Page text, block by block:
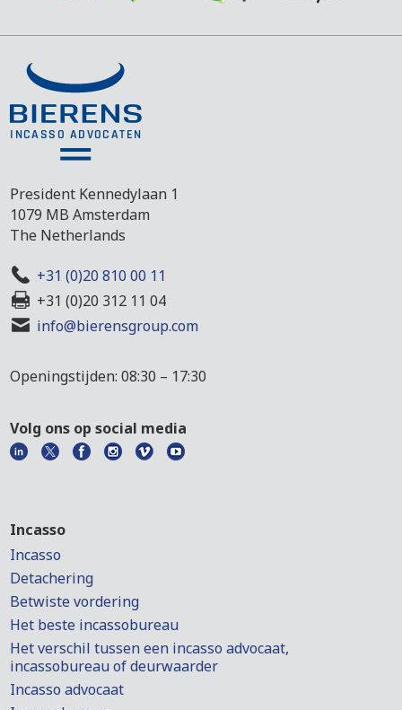
President Kennedylaan 1
1079 MB Amsterdam
The Netherlands
+31 (0)20 810 00 11
+31 (0)20 312 11 04
info@bierensgroup.com
Openingstijden: 08:30 – 17:30
Volg ons op social media
Incasso
Incasso
Detachering
Betwiste vordering
Het beste incassobureau
Het verschil tussen een incasso advocaat,
incassobureau of deurwaarder
Incasso advocaat